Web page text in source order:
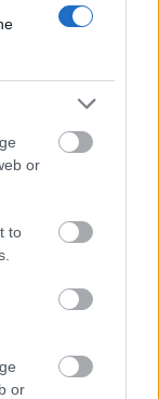
or
to
or
-
2027